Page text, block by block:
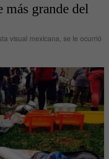
grande del
visual mexicana, se le ocurrió